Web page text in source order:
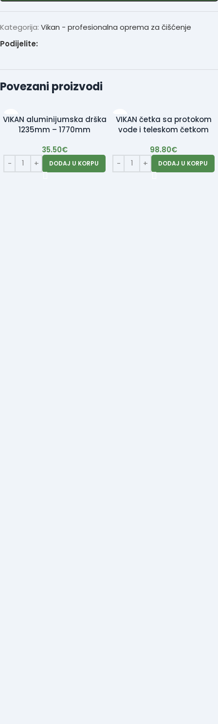
Kategorija: Vikan - profesionalna oprema za čišćenje
Podijelite:
Povezani proizvodi
VIKAN aluminijumska drška
1235mm – 1770mm
35.50€
DODAJ U KORPU
VIKAN četka sa protokom
vode i teleskom četkom
98.80€
DODAJ U KORPU